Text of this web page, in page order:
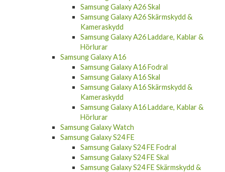
Samsung Galaxy A26 Skal
Samsung Galaxy A26 Skärmskydd &
Kameraskydd
Samsung Galaxy A26 Laddare, Kablar &
Hörlurar
Samsung Galaxy A16
Samsung Galaxy A16 Fodral
Samsung Galaxy A16 Skal
Samsung Galaxy A16 Skärmskydd &
Kameraskydd
Samsung Galaxy A16 Laddare, Kablar &
Hörlurar
Samsung Galaxy Watch
Samsung Galaxy S24 FE
Samsung Galaxy S24 FE Fodral
Samsung Galaxy S24 FE Skal
Samsung Galaxy S24 FE Skärmskydd &